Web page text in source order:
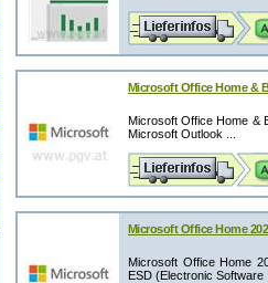
Microsoft Office Home &
Microsoft Office Home &
Microsoft Outlook ...
Microsoft Office Home
Microsoft Office Home
ESD (Electronic Software